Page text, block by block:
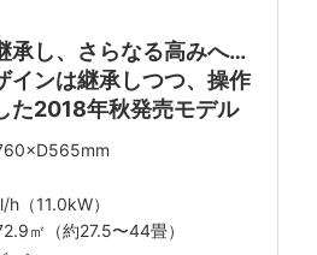
承し、さらなる高みへ…
インは継承しつつ、操作
た2018年秋発売モデル
（11.0kW）
㎡（約27.5〜44畳）